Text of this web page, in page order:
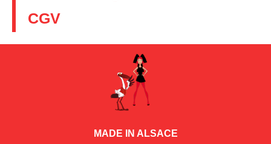
CGV
MADE IN ALSACE